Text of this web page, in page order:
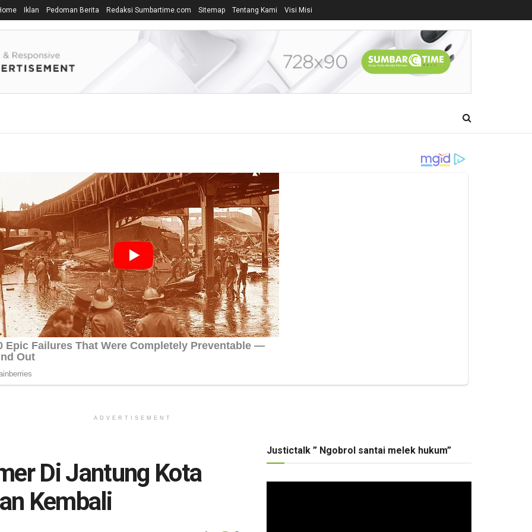
Iklan Pedoman Berita Redaksi Sumbartime.com Sitemap Tentang Kami Visi Misi
ADVERTISEMENT
Di Jantung Kota
Kembali
Justictalk ” Ngobrol santai melek hukum”